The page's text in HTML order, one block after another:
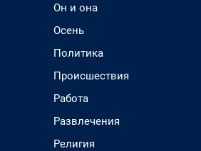
Он и она
Осень
Политика
Происшествия
Работа
Развлечения
Религия